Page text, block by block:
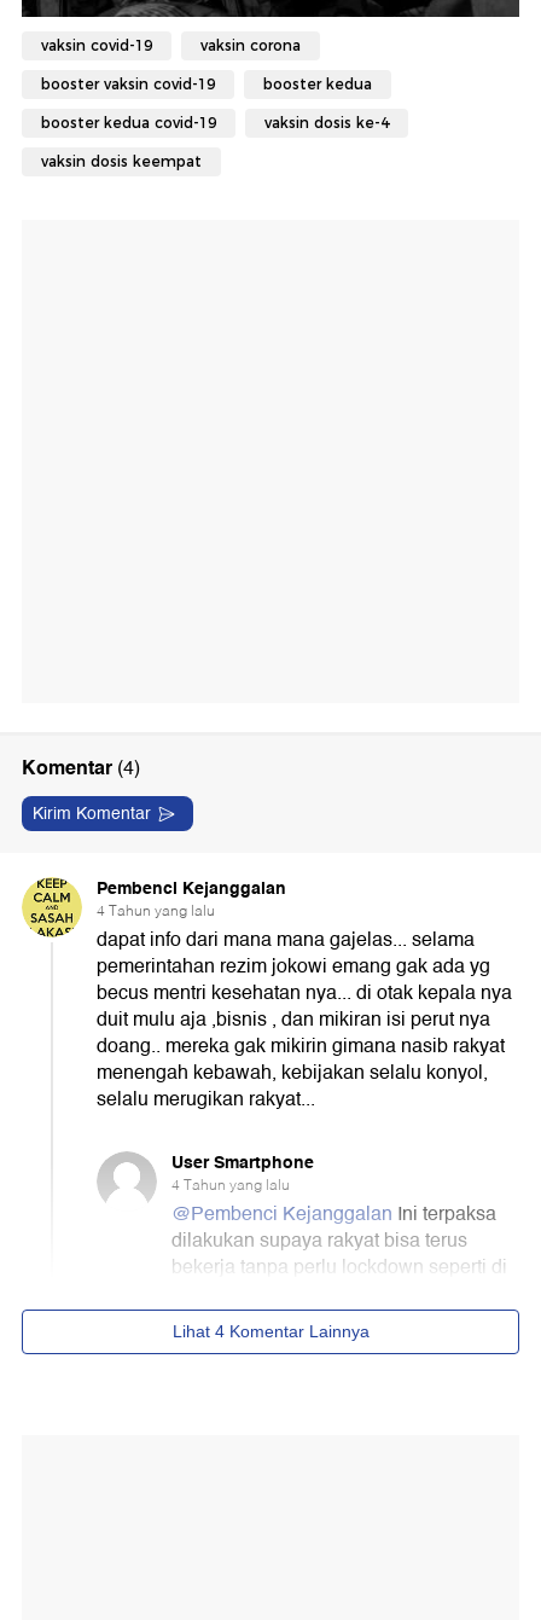
vaksin covid-19 vaksin corona
booster vaksin covid-19 booster kedua
booster kedua covid-19 vaksin dosis ke-4
vaksin dosis keempat